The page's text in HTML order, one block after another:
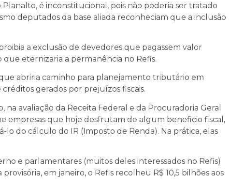
Planalto, é inconstitucional, pois não poderia ser tratado
deputados da base aliada reconheciam que a inclusão
a exclusão de devedores que pagassem valor
eternizaria a permanência no Refis.
abriria caminho para planejamento tributário em
gerados por prejuízos fiscais.
avaliação da Receita Federal e da Procuradoria Geral
empresas que hoje desfrutam de algum beneficio fiscal,
lo do cálculo do IR (Imposto de Renda). Na prática, elas
e parlamentares (muitos deles interessados no Refis)
em janeiro, o Refis recolheu R$ 10,5 bilhões aos